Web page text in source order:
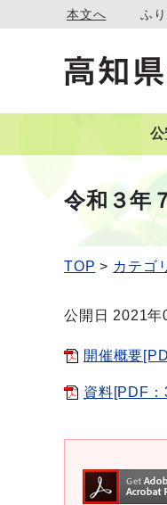
本文へ ふ
令和３年
TOP カテゴ
公開日 2021年
開催概要
資料[PDF：